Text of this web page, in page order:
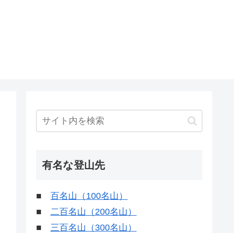
有名な登山先
■ 百名山（100名山）
■ 二百名山（200名山）
■ 三百名山（300名山）